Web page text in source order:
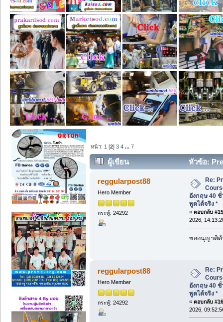
หน้า: 1 [2]3 4 ...7
ผู้เขียน
หัวข้อ:
อังกฤษ 40 ชั่วโมง ที่ขอนแก่น พูดได้จริง
reggularpost88
Hero Member
กระทู้: 24292
Re:
อังกฤษ 40
พูดได้จริง *
« ตอบกลับ
2026,
ขออนุญาติดั
reggularpost88
Hero Member
กระทู้: 24292
Re:
อังกฤษ 40
พูดได้จริง *
« ตอบกลับ
2026,